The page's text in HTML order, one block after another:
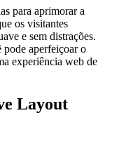
para aprimorar a
os visitantes
e sem distrações.
aperfeiçoar o
experiência web de
Layout